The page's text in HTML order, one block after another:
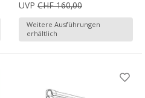
UVP CHF 160,00
Weitere Ausführungen
erhältlich